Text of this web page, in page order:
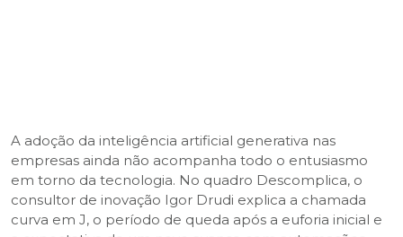
A adoção da inteligência artificial generativa nas
empresas ainda não acompanha todo o entusiasmo
em torno da tecnologia. No quadro Descomplica, o
consultor de inovação Igor Drudi explica a chamada
curva em J, o período de queda após a euforia inicial e